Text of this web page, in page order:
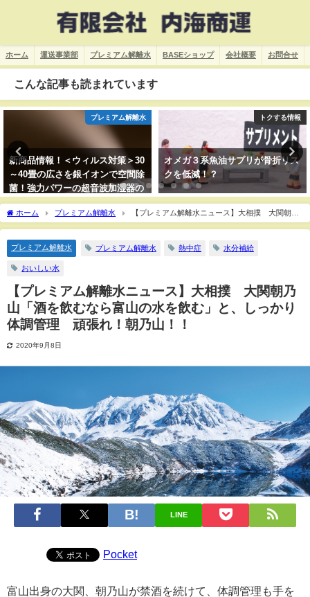
ホーム 運送事業部 プレミアム解離水 BASEショップ 会社概要 お問合せ
こんな記事も読まれています
プレミアム解離水
新商品情報！＜ウィルス対策＞30
～40畳の広さを銀イオンで空間除
菌！強力パワーの超音波加湿器の
販売開始！
トクする情報
オメガ３系魚油サプリが骨折リス
クを低減！？
ホーム プレミアム解離水
【プレミアム解離水ニュース】大相撲 大関朝乃
山「酒を飲むなら富山の水を飲む」と、しっかり体調管理 頑張れ！朝乃山！！
プレミアム解離水 プレミアム解離水 熱中症 水分補給
おいしい水
【プレミアム解離水ニュース】大相撲 大関朝乃
山「酒を飲むなら富山の水を飲む」と、しっかり
体調管理 頑張れ！朝乃山！！
2020年9月8日
LINE
Pocket
富山出身の大関、朝乃山が禁酒を続けて、体調管理も手を